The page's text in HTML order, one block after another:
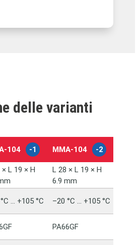
delle varianti
-1 MMA‑104 -2
× L 19 × H
L 28 × L 19 × H
6.9 mm
… +105 °C –20 °C … +105 °C
PA66GF